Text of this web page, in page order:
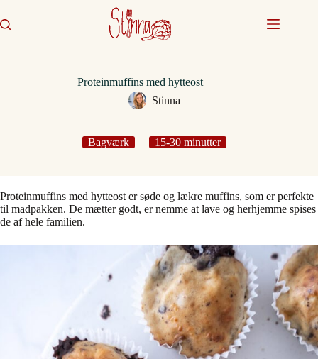
til
indhold
Proteinmuffins med hytteost
Stinna
Bagværk 15-30 minutter
Proteinmuffins med hytteost er søde og lækre muffins, som er perfekte
til madpakken. De mætter godt, er nemme at lave og herhjemme spises
de af hele familien.